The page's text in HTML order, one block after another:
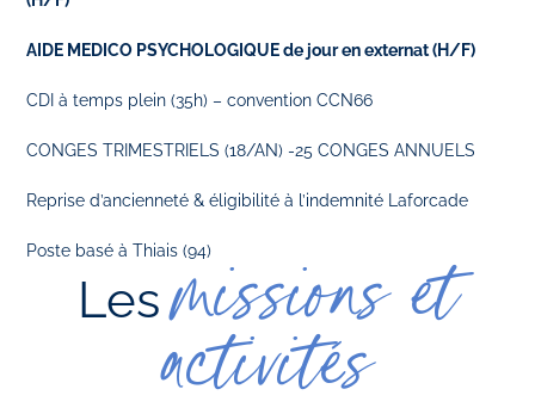
AIDE MEDICO PSYCHOLOGIQUE de jour en externat (H/F)
CDI à temps plein (35h) – convention CCN66
CONGES TRIMESTRIELS (18/AN) -25 CONGES ANNUELS
Reprise d’ancienneté & éligibilité à l’indemnité Laforcade
Poste basé à Thiais (94)
Lesmissions et
activités